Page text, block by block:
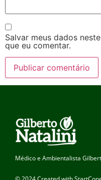
Salvar meus dados
que eu comentar.
Médico e Ambientalista